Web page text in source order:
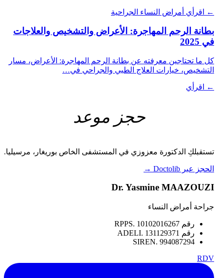
← اقرأي أمراض النساء الجراحية
بطانة الرحم المهاجرة: الأعراض والتشخيص والعلاجات
في 2025
كل ما تحتاجين معرفته عن بطانة الرحم المهاجرة: الأعراض، مسار
التشخيص، خيارات العلاج الطبي والجراحي في…
← اقرأي
حجز موعد
تستقبلكِ الدكتورة معزوزي في المستشفى الخاص بوريغار، مرسيليا.
الحجز عبر Doctolib →
Dr. Yasmine MAAZOUZI
جراحة أمراض النساء
رقم RPPS. 10102016267
رقم ADELI. 131129371
SIREN. 994087294
RDV